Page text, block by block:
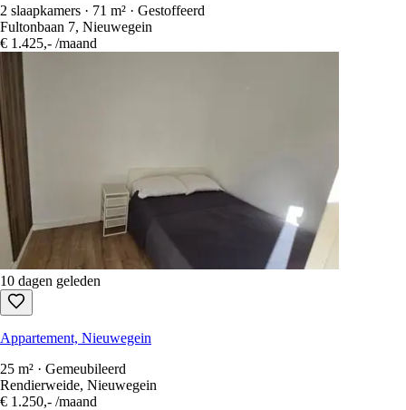
2 slaapkamers · 71 m² · Gestoffeerd
Fultonbaan 7, Nieuwegein
€ 1.425,- /maand
10 dagen geleden
Appartement, Nieuwegein
25 m² · Gemeubileerd
Rendierweide, Nieuwegein
€ 1.250,- /maand